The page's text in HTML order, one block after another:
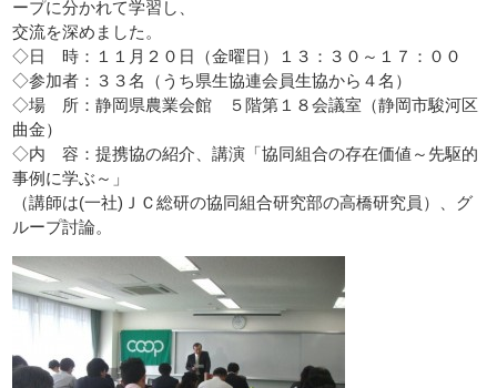
ープに分かれて学習し、
交流を深めました。
◇日 時：１１月２０日（金曜日）１３：３０～１７：００
◇参加者：３３名（うち県生協連会員生協から４名）
◇場 所：静岡県農業会館 ５階第１８会議室（静岡市駿河区
曲金）
◇内 容：提携協の紹介、講演「協同組合の存在価値～先駆的
事例に学ぶ～」
（講師は(一社)ＪＣ総研の協同組合研究部の高橋研究員）、グ
ループ討論。